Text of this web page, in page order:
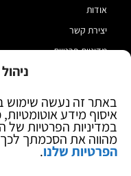
באתר זה נעשה שימוש
איסוף מידע
במדיניות הפרטיות
מהווה את הסכמתך
הפרטיות שלנו.
אודות
יצירת קשר
מדיניות פרטיות
בלוג